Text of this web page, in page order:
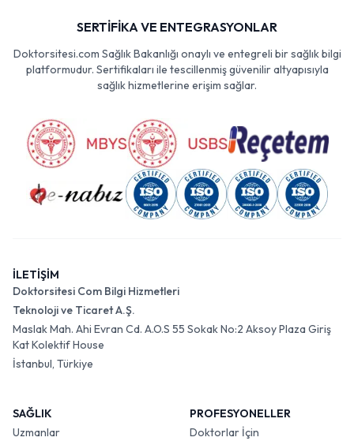
SERTİFİKA VE ENTEGRASYONLAR
Doktorsitesi.com Sağlık Bakanlığı onaylı ve entegreli bir sağlık bilgi
platformudur. Sertifikaları ile tescillenmiş güvenilir altyapısıyla
sağlık hizmetlerine erişim sağlar.
İLETİŞİM
Doktorsitesi Com Bilgi Hizmetleri
Teknoloji ve Ticaret A.Ş.
Maslak Mah. Ahi Evran Cd. A.O.S 55 Sokak No:2 Aksoy Plaza Giriş
Kat Kolektif House
İstanbul, Türkiye
SAĞLIK
Uzmanlar
PROFESYONELLER
Doktorlar İçin